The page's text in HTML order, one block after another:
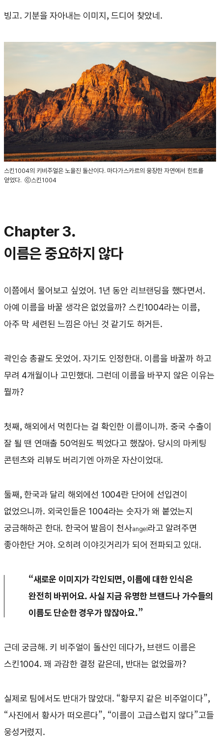
빙고. 기분을 자아내는 이미지, 드디어 찾았네.
스킨1004의 키비주얼은 노을진 돌산이다. 마다가스카르의 웅장한 자연에서 힌트를
얻었다. ⓒ스킨1004
Chapter 3.
이름은 중요하지 않다
이쯤에서 물어보고 싶었어. 1년 동안 리브랜딩을 했다면서.
아예 이름을 바꿀 생각은 없었을까? 스킨1004라는 이름,
아주 막 세련된 느낌은 아닌 것 같기도 하거든.
곽인승 총괄도 웃었어. 자기도 인정한대. 이름을 바꿀까 하고
무려 4개월이나 고민했대. 그런데 이름을 바꾸지 않은 이유는
뭘까?
첫째, 해외에서 먹힌다는 걸 확인한 이름이니까. 중국 수출이
잘 될 땐 연매출 50억원도 찍었다고 했잖아. 당시의 마케팅
콘텐츠와 리뷰도 버리기엔 아까운 자산이었대.
둘째, 한국과 달리 해외에선 1004란 단어에 선입견이
없었으니까. 외국인들은 1004라는 숫자가 왜 붙었는지
궁금해하곤 한대. 한국어 발음이 천사angel라고 알려주면
좋아한단 거야. 오히려 이야깃거리가 되어 전파되고 있대.
“새로운 이미지가 각인되면, 이름에 대한 인식은
완전히 바뀌어요. 사실 지금 유명한 브랜드나 가수들의
이름도 단순한 경우가 많잖아요.”
근데 궁금해. 키 비주얼이 돌산인 데다가, 브랜드 이름은
스킨1004. 꽤 과감한 결정 같은데, 반대는 없었을까?
실제로 팀에서도 반대가 많았대. “황무지 같은 비주얼이다”,
“사진에서 황사가 떠오른다”, “이름이 고급스럽지 않다”고들
웅성거렸지.